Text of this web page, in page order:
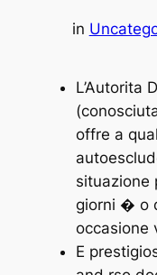
in
L’Autorita
offre a
giorni � o
occasione
E